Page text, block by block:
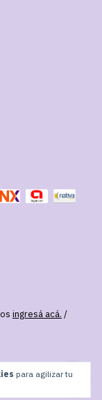
para agilizar tu
ingresá acá. /